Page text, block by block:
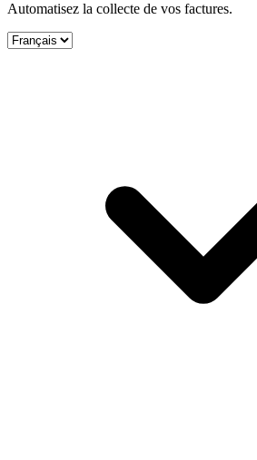
Automatisez la collecte de vos factures.